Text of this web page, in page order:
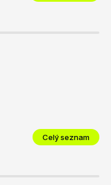
Celý seznam